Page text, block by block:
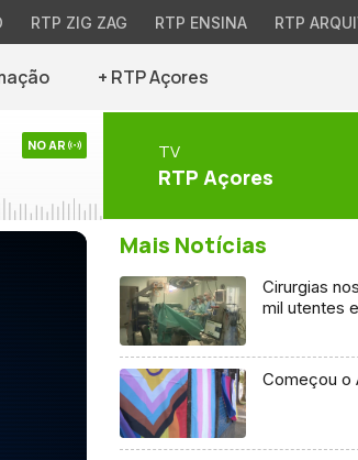
RTP ZIG ZAG RTP ENSINA RTP
+ RTP Açores
NO AR TV
RTP Açores
Mais Notícias
Cirurgias
mil utentes
Começou o